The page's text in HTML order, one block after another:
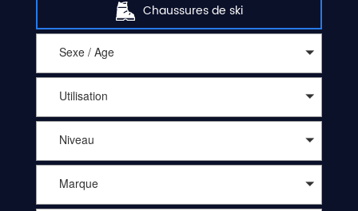
Chaussures de ski
Sexe / Age
Utilisation
Niveau
Marque